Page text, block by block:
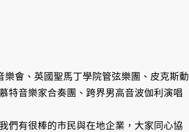
會、英國聖馬丁學院管弦樂團、皮克斯動
音樂家合奏團、跨界男高音波伽利演唱
們有很棒的市民與在地企業，大家同心協